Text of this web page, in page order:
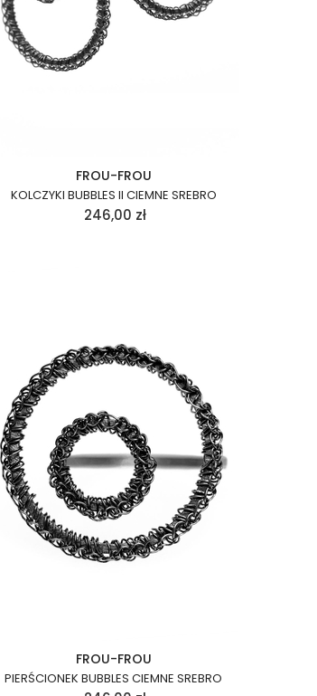
FROU-FROU
KOLCZYKI BUBBLES II CIEMNE SREBRO
246,00 zł
FROU-FROU
PIERŚCIONEK BUBBLES CIEMNE SREBRO